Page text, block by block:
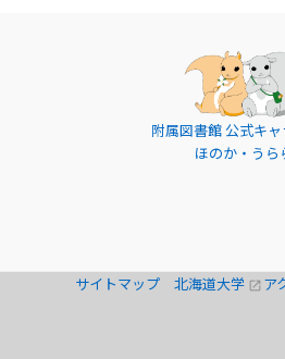
附属図書館 公式キ
ほのか・うら
サイトマップ北海道大学 open_in_new
ア